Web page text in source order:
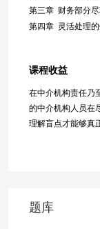
第三章 财务部分
第四章 灵活处理
课程收益
在中介机构责任乃
的中介机构人员在
理解盲点才能够真
题库